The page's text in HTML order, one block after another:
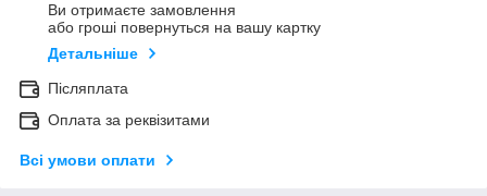
Ви отримаєте замовлення
або гроші повернуться на вашу картку
Детальніше
Післяплата
Оплата за реквізитами
Всі умови оплати